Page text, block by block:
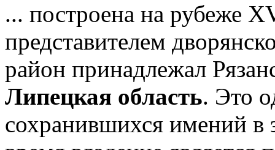
... построена на рубеже
представителем
район принадлежал
Липецкая область. Это
сохранившихся имений в